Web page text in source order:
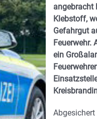
angebracht
Klebstoff,
Gefahrgut
Feuerwehr.
ein